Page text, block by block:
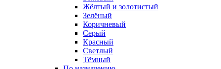
Жёлтый и золотистый
Зелёный
Коричневый
Серый
Красный
Светлый
Тёмный